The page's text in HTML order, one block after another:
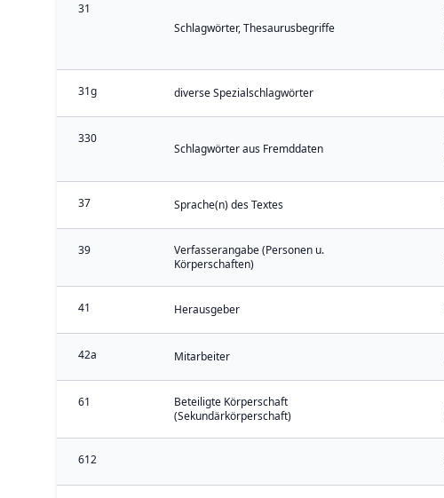
31
Schlagwörter, Thesaurusbegriffe
31g diverse Spezialschlagwörter
330
Schlagwörter aus Fremddaten
37 Sprache(n) des Textes
39
Verfasserangabe (Personen u.
Körperschaften)
41 Herausgeber
42a Mitarbeiter
61
Beteiligte Körperschaft
(Sekundärkörperschaft)
612